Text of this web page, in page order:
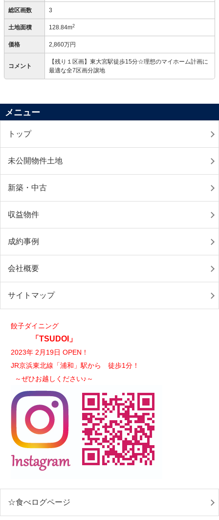
総区画数 3
土地面積 128.84m2
価格 2,860万円
コメント
【残り１区画】東大宮駅徒歩15分☆理想のマイホーム計画に
最適な全7区画分譲地
メニュー
トップ
未公開物件土地
新築・中古
収益物件
成約事例
会社概要
サイトマップ
餃子ダイニング
「TSUDOI」
2023年 2月19日 OPEN！
JR京浜東北線「浦和」駅から 徒歩1分！
～ぜひお越しください♪～
☆食べログページ